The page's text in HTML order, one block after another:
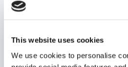
This website uses cookies
We use cookies to personalise